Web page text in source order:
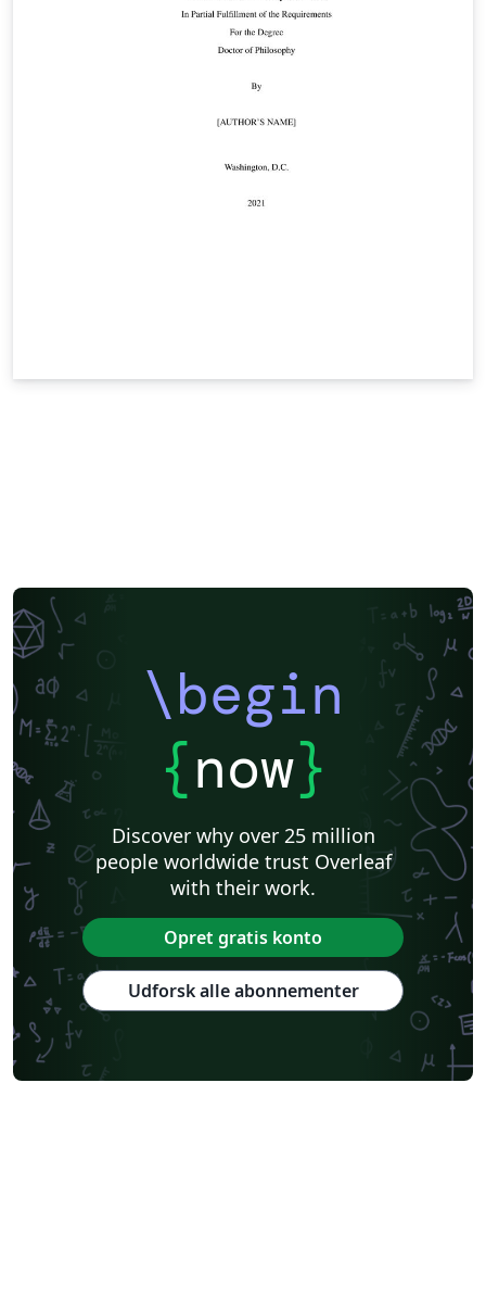
\begin
{now}
Discover why over 25 million
people worldwide trust Overleaf
with their work.
Opret gratis konto
Udforsk alle abonnementer